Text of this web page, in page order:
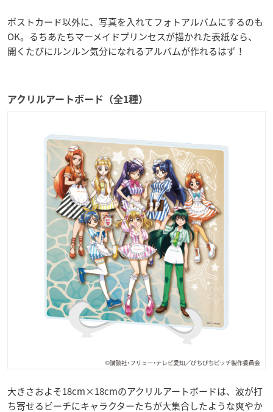
ポストカード以外に、写真を入れてフォトアルバムにするのも
OK。るちあたちマーメイドプリンセスが描かれた表紙なら、
開くたびにルンルン気分になれるアルバムが作れるはず！
アクリルアートボード（全1種）
大きさおよそ18cm×18cmのアクリルアートボードは、波が打
ち寄せるビーチにキャラクターたちが大集合したような爽やか